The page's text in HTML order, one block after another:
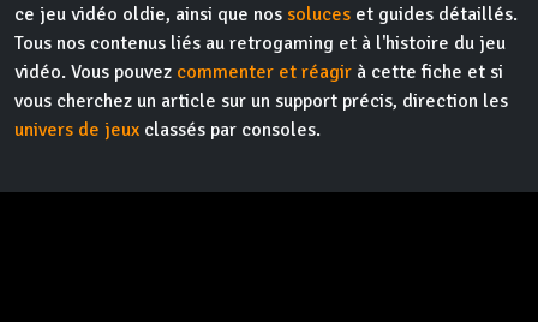
ce jeu vidéo oldie, ainsi que nos soluces et guides détaillés.
Tous nos contenus liés au retrogaming et à l'histoire du jeu
vidéo. Vous pouvez commenter et réagir à cette fiche et si
vous cherchez un article sur un support précis, direction les
univers de jeux classés par consoles.